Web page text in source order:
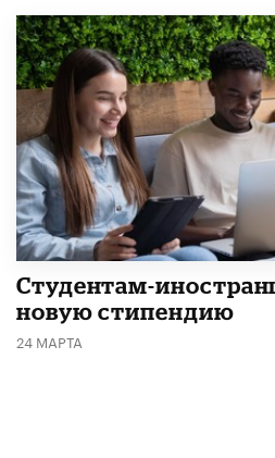
Студентам-
новую стипендию
24 МАРТА